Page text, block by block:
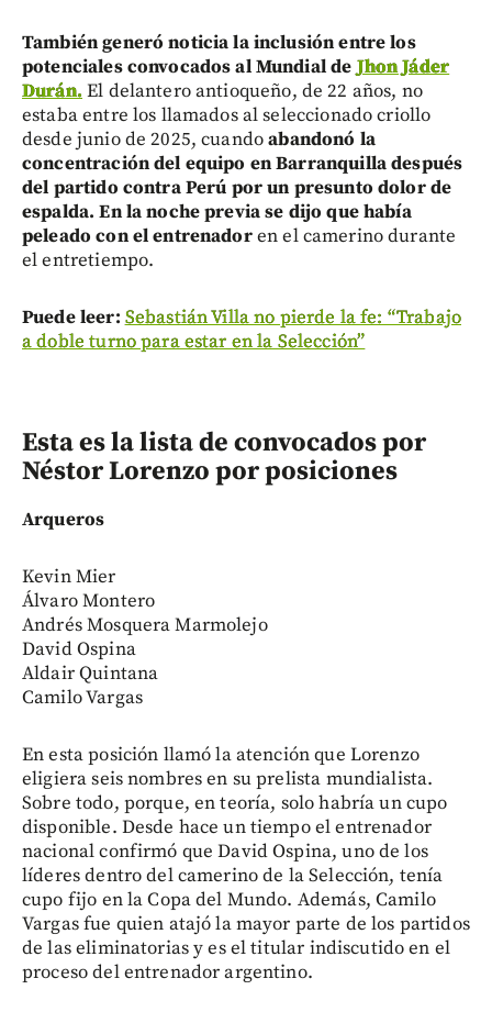
También generó noticia la inclusión entre los
potenciales convocados al Mundial deJhon Jáder
Durán. El delantero antioqueño, de 22 años, no
estaba entre los llamados al seleccionado criollo
desde junio de 2025, cuandoabandonó la
concentración del equipo en Barranquilla después
del partido contra Perú por un presunto dolor de
espalda. En la noche previa se dijo que había
peleado con el entrenadoren el camerino durante
el entretiempo.
Puede leer: Sebastián Villa no pierde la fe: “Trabajo
a doble turno para estar en la Selección”
Esta es la lista de convocados por
Néstor Lorenzo por posiciones
Arqueros
Kevin Mier
Álvaro Montero
Andrés Mosquera Marmolejo
David Ospina
Aldair Quintana
Camilo Vargas
En esta posición llamó la atención que Lorenzo
eligiera seis nombres en su prelista mundialista.
Sobre todo, porque, en teoría, solo habría un cupo
disponible. Desde hace un tiempo el entrenador
nacional confirmó que David Ospina, uno de los
líderes dentro del camerino de la Selección, tenía
cupo fijo en la Copa del Mundo. Además, Camilo
Vargas fue quien atajó la mayor parte de los partidos
de las eliminatorias y es el titular indiscutido en el
proceso del entrenador argentino.